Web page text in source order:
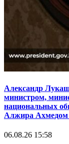
Александр
министром,
национальных
Алжира
06.08.26 15:58